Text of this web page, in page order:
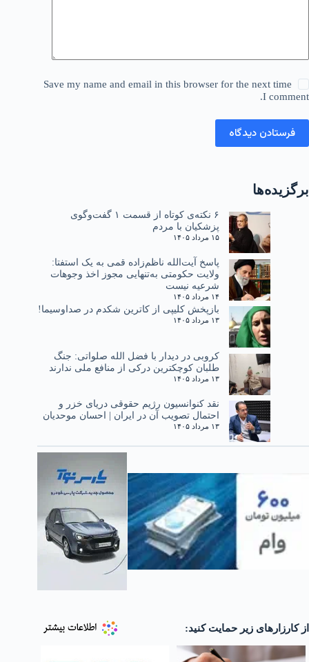
Save my name and email in this browser for the next time
I comment.
فرستادن دیدگاه
برگزیده‌ها
۶ نکته‌ی کوتاه از قسمت ۱ گفت‌وگوی
پزشکیان با مردم
۱۵ مرداد ۱۴۰۵
پاسخ آیت‌الله ناظم‌زاده قمی به یک استفتا:
ولایت حکومتی به‌تنهایی مجوز اخذ وجوهات
شرعیه نیست
۱۴ مرداد ۱۴۰۵
بازپخش کلیپی از کاترین شکدم در صداوسیما!
۱۳ مرداد ۱۴۰۵
کروبی در دیدار با فضل الله صلواتی: جنگ
طلبان کوچکترین درکی از منافع ملی ندارند
۱۳ مرداد ۱۴۰۵
نقد کنوانسیون رژیم حقوقی دریای خزر و
احتمال تصویب آن در ایران | احسان موحدیان
۱۳ مرداد ۱۴۰۵
از کارزارهای زیر حمایت کنید: